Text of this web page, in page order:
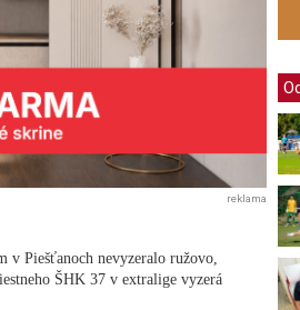
reklama
v Piešťanoch nevyzeralo ružovo,
ŠHK 37 v extralige vyzerá